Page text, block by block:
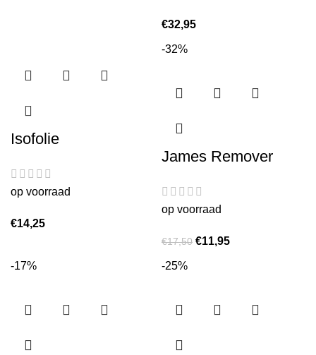
€32,95
Isofolie
op voorraad
€14,25
-32%
James Remover
op voorraad
€17,50 €11,95
-17% -25%